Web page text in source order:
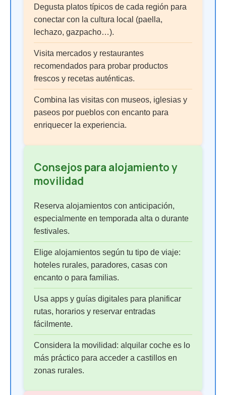
Degusta platos típicos de cada región para
conectar con la cultura local (paella,
lechazo, gazpacho…).
Visita mercados y restaurantes
recomendados para probar productos
frescos y recetas auténticas.
Combina las visitas con museos, iglesias y
paseos por pueblos con encanto para
enriquecer la experiencia.
Consejos para alojamiento y
movilidad
Reserva alojamientos con anticipación,
especialmente en temporada alta o durante
festivales.
Elige alojamientos según tu tipo de viaje:
hoteles rurales, paradores, casas con
encanto o para familias.
Usa apps y guías digitales para planificar
rutas, horarios y reservar entradas
fácilmente.
Considera la movilidad: alquilar coche es lo
más práctico para acceder a castillos en
zonas rurales.